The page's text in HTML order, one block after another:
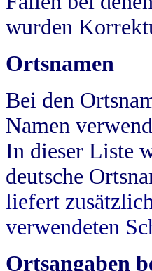
wurden
Ortsnamen
Bei den
Namen
In dieser Liste
deutsche
liefert
verwendeten
Ortsangaben